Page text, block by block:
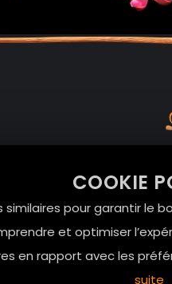
COOKIE
pour garantir le
et optimiser
en rapport avec les
suite